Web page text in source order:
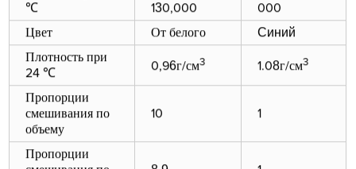
℃
130,000
000
Цвет
От белого Синий
Плотность при
24 ℃
0,96г/см3 1.08г/см3
Пропорции
смешивания по
объему
10 1
Пропорции